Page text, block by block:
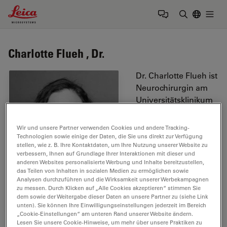
Leica Microsystems Logo
Charlotte Flueh , Dr.
Dr. Charlotte Flueh ist
Neurochirurgin am
Universitätsklinikum
Kiel. Sie ist außerdem
Projektleiterin des
Neurochirurgischen
Forschungslabors
und Gutachterin für
Molecular Medicine
Reports und das
International Journal
of Oncology. Darüber
Wir und unsere Partner verwenden Cookies und andere Tracking-
Technologien sowie einige der Daten, die Sie uns direkt zur Verfügung
stellen, wie z. B. Ihre Kontaktdaten, um Ihre Nutzung unserer Website zu
verbessern, Ihnen auf Grundlage Ihrer Interaktionen mit dieser und
anderen Websites personalisierte Werbung und Inhalte bereitzustellen,
das Teilen von Inhalten in sozialen Medien zu ermöglichen sowie
Analysen durchzuführen und die Wirksamkeit unserer Werbekampagnen
zu messen. Durch Klicken auf „Alle Cookies akzeptieren“ stimmen Sie
dem sowie der Weitergabe dieser Daten an unsere Partner zu (siehe Link
unten). Sie können Ihre Einwilligungseinstellungen jederzeit im Bereich
„Cookie-Einstellungen“ am unteren Rand unserer Website ändern.
Lesen Sie unsere Cookie-Hinweise, um mehr über unsere Praktiken zu